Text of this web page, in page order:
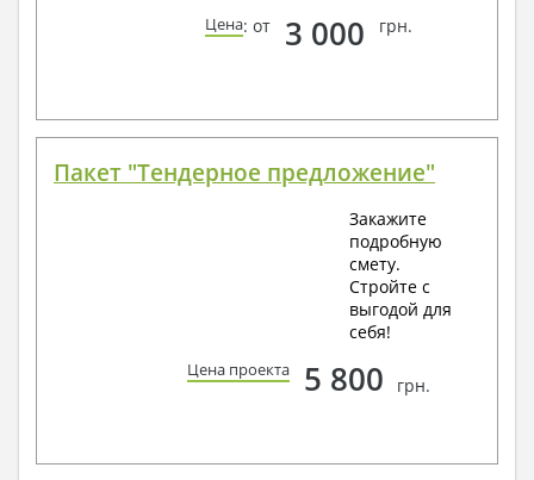
Цена: от 3 000 грн.
Пакет "Тендерное предложение"
Закажите
подробную
смету.
Стройте с
выгодой для
себя!
Цена проекта 5 800 грн.